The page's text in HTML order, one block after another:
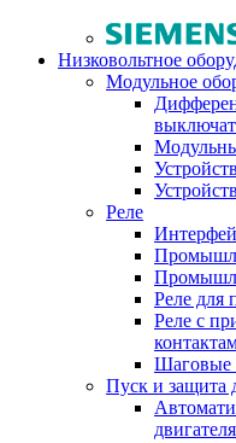
Низковольтное
Модульное
Реле
Реле для
Реле с
Шаговые
Пуск и защита
двигателя